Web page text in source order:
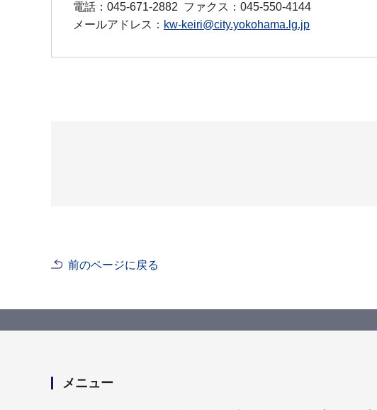
電話：045-671-2882 ファクス：045-550-4144
メールアドレス： kw-keiri@city.yokohama.lg.jp
前のページに戻る
メニュー